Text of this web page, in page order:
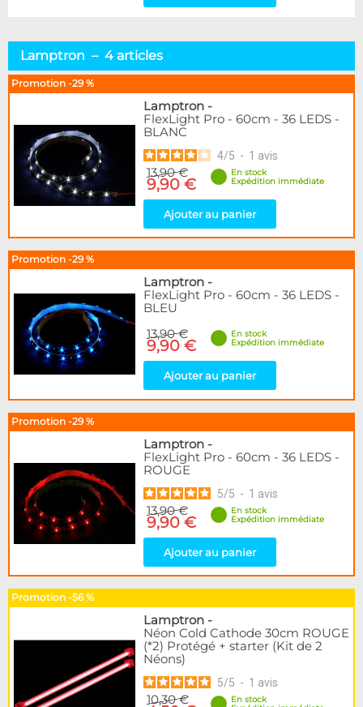
Lamptron – 4 articles
Promotion -29 %
Lamptron -
FlexLight Pro - 60cm - 36 LEDS -
BLANC
4/5 - 1 avis
13,90 €
9,90 €
En stock
Expédition immédiate
Ajouter au panier
Promotion -29 %
Lamptron -
FlexLight Pro - 60cm - 36 LEDS -
BLEU
13,90 €
9,90 €
En stock
Expédition immédiate
Ajouter au panier
Promotion -29 %
Lamptron -
FlexLight Pro - 60cm - 36 LEDS -
ROUGE
5/5 - 1 avis
13,90 €
9,90 €
En stock
Expédition immédiate
Ajouter au panier
Promotion -56 %
Lamptron -
Néon Cold Cathode 30cm ROUGE
(*2) Protégé + starter (Kit de 2
Néons)
5/5 - 1 avis
10,30 €
En stock